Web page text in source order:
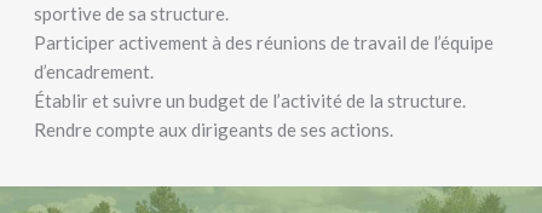
sportive de sa structure.
Participer activement à des réunions de travail de l’équipe
d’encadrement.
Établir et suivre un budget de l’activité de la structure.
Rendre compte aux dirigeants de ses actions.